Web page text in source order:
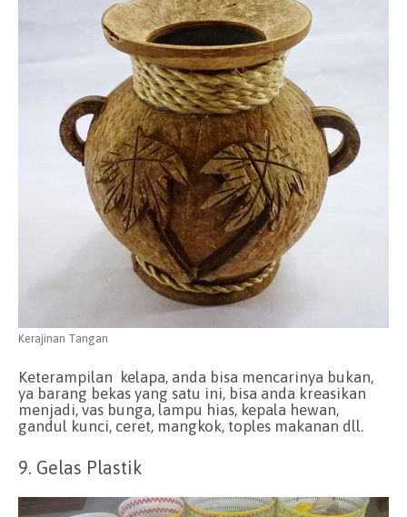
Kerajinan Tangan
Keterampilan kelapa, anda bisa mencarinya bukan,
ya barang bekas yang satu ini, bisa anda kreasikan
menjadi, vas bunga, lampu hias, kepala hewan,
gandul kunci, ceret, mangkok, toples makanan dll.
9. Gelas Plastik